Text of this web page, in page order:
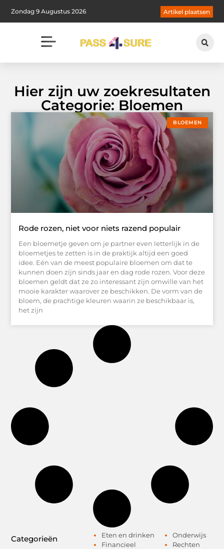
Zondag 9 Augustus 2026 Artikel plaatsen
Hier zijn uw zoekresultaten
Categorie: Bloemen
BLOEMEN
Rode rozen, niet voor niets razend populair
Een bloemetje geven om je partner even letterlijk in de
bloemetjes te zetten is in de praktijk altijd een goed
idee. Eén van de meest populaire bloemen om dat te
kunnen doen zijn sinds jaar en dag rode rozen. Voor deze
bloemen geldt dat ze zo interessant zijn omwille van het
mooie karakter waarover ze beschikken. De vorm van de
bloem, de prachtige kleuren waarin ze beschikbaar is,
het zijn
Categorieën
Eten en drinken
Financieel
Onderwijs
Rechten